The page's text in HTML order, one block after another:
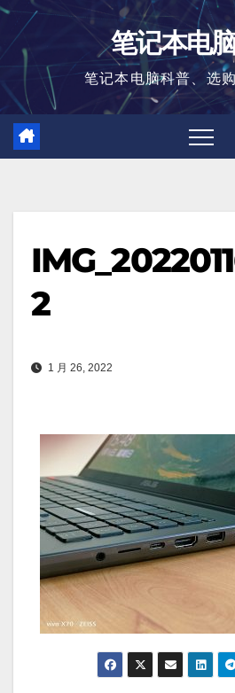
跳
至
笔记本电
笔记本电脑科普、选
2
1 月 26, 2022